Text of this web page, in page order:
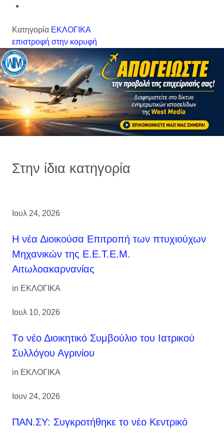
Κατηγορία ΕΚΛΟΓΙΚΑ
επιστροφή στην κορυφή
Στην ίδια κατηγορία
Ιουλ 24, 2026
H νέα Διοικούσα Επιτροπή των πτυχιούχων
Μηχανικών της Ε.Ε.Τ.Ε.Μ.
Αιτωλοακαρνανίας
in ΕΚΛΟΓΙΚΑ
Ιουλ 10, 2026
Tο νέο Διοικητικό Συμβούλιο του Ιατρικού
Συλλόγου Αγρινίου
in ΕΚΛΟΓΙΚΑ
Ιουν 24, 2026
ΠΑΝ.ΣΥ: Συγκροτήθηκε το νέο Κεντρικό